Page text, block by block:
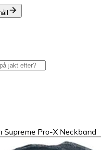
Supreme Pro-X Neckband